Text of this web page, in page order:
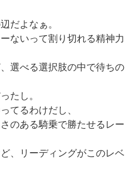
だよなぁ。
ないって割り切れる精神力
選べる選択肢の中で待ちの
たし。
てるわけだし、
のある騎乗で勝たせるレー
、リーディングがこのレベ